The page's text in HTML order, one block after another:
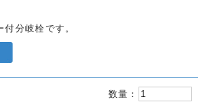
分岐栓です。
数量：